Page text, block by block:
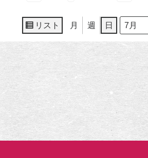
リスト
表
示
月 週 日
月
日
年